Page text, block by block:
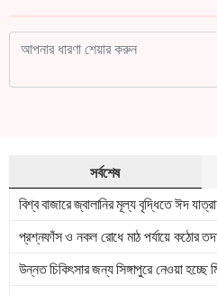
সর্বশেষ
বিশ্ব বাজারে জ্বালানির মূল্য বৃদ্ধিতে ঈদ
প্রশ্নফাঁস ও নকল রোধে মাঠ পর্যায়ে কঠোর
উন্নত চিকিৎসার জন্য সিঙ্গাপুরে নেওয়া হচ্ছে